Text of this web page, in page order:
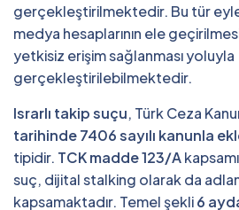
gerçekleştirilmektedir. Bu tür
medya hesaplarının ele
yetkisiz erişim sağlanması yoluyla
gerçekleştirilebilmektedir.
Israrlı takip suçu, Türk Ceza
tarihinde 7406 sayılı kanunla
tipidir. TCK madde 123/A
suç, dijital stalking olarak da
kapsamaktadır. Temel şekli6